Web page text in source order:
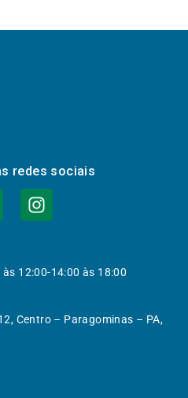
redes sociais
12:00-14:00 às 18:00
Centro – Paragominas – PA,